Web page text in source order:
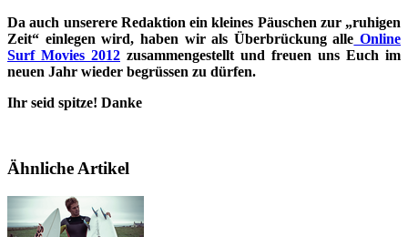
Da auch unserere Redaktion ein kleines Päuschen zur „ruhigen
Zeit“ einlegen wird, haben wir als Überbrückung alle Online
Surf Movies 2012 zusammengestellt und freuen uns Euch im
neuen Jahr wieder begrüssen zu dürfen.
Ihr seid spitze! Danke
Ähnliche Artikel